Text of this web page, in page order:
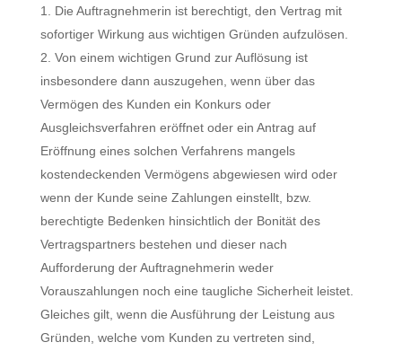
Die Auftragnehmerin ist berechtigt, den Vertrag mit
sofortiger Wirkung aus wichtigen Gründen aufzulösen.
Von einem wichtigen Grund zur Auflösung ist
insbesondere dann auszugehen, wenn über das
Vermögen des Kunden ein Konkurs oder
Ausgleichsverfahren eröffnet oder ein Antrag auf
Eröffnung eines solchen Verfahrens mangels
kostendeckenden Vermögens abgewiesen wird oder
wenn der Kunde seine Zahlungen einstellt, bzw.
berechtigte Bedenken hinsichtlich der Bonität des
Vertragspartners bestehen und dieser nach
Aufforderung der Auftragnehmerin weder
Vorauszahlungen noch eine taugliche Sicherheit leistet.
Gleiches gilt, wenn die Ausführung der Leistung aus
Gründen, welche vom Kunden zu vertreten sind,